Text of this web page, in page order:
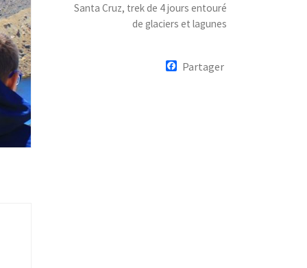
Santa Cruz, trek de 4 jours entouré
de glaciers et lagunes
Partager